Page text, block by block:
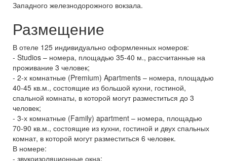
Западного железнодорожного вокзала.
Размещение
В отеле 125 индивидуально оформленных номеров:
- Studios – номера, площадью 35-40 м., рассчитанные на
проживание 3 человек;
- 2-х комнатные (Premium) Apartments – номера, площадью
40-45 кв.м., состоящие из большой кухни, гостиной,
спальной комнаты, в которой могут разместиться до 3
человек;
- 3-х комнатные (Family) apartment – номера, площадью
70-90 кв.м., состоящие из кухни, гостиной и двух спальных
комнат, в которой могут разместиться 6 человек.
В номере:
- звукоизоляционные окна;